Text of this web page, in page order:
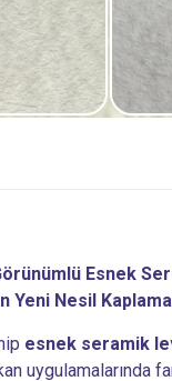
Esnek
Yeni Nesil
esnek seramik
uygulamalarında